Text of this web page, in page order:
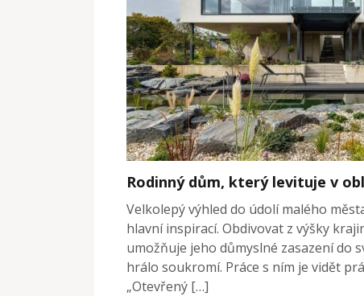
Rodinný dům, který levituje v
Velkolepý výhled do údolí malého
hlavní inspirací. Obdivovat z výšky
umožňuje jeho důmyslné zasazení do
hrálo soukromí. Práce s ním je vidět
„Otevřený […]